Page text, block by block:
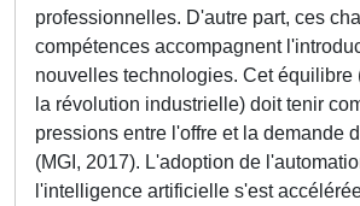
professionnelles. D'autre part, ces
compétences accompagnent
nouvelles technologies. Cet équilibre
la révolution industrielle) doit tenir
pressions entre l'offre et la demande
(MGI, 2017). L'adoption de
l'intelligence artificielle s'est